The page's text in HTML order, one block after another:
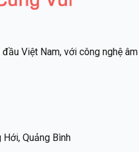
Việt Nam, với công nghệ
Quảng Bình